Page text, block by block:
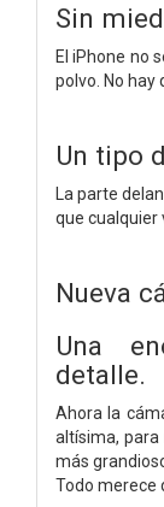
Sin
El iPhone no
polvo. No hay
Un tipo
La parte
que cualquier
Nueva
Una
detalle.
Ahora la
altísima, para
más
Todo merece